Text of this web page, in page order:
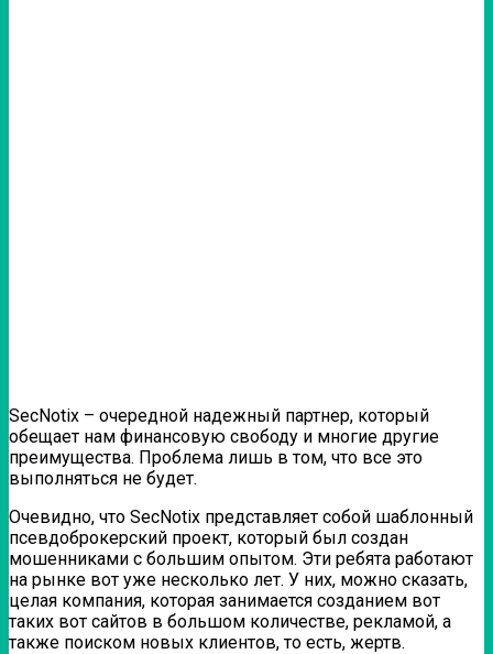
SecNotix – очередной надежный партнер, который
обещает нам финансовую свободу и многие другие
преимущества. Проблема лишь в том, что все это
выполняться не будет.
Очевидно, что SecNotix представляет собой шаблонный
псевдоброкерский проект, который был создан
мошенниками с большим опытом. Эти ребята работают
на рынке вот уже несколько лет. У них, можно сказать,
целая компания, которая занимается созданием вот
таких вот сайтов в большом количестве, рекламой, а
также поиском новых клиентов, то есть, жертв.